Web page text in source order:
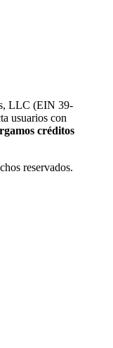
LLC (EIN 39-
usuarios con
créditos
reservados.